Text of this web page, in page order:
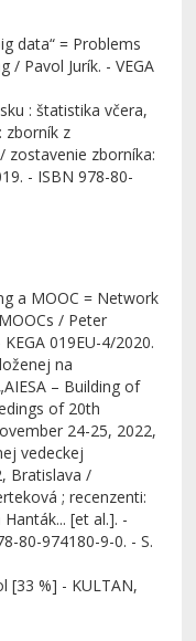
data“ = Problems
/ Pavol Jurík. - VEGA
: štatistika včera,
zborník z
zostavenie zborníka:
- ISBN 978-80-
a MOOC = Network
/ Peter
019EU-4/2020.
na
– Building of
of 20th
24-25, 2022,
vedeckej
Bratislava /
; recenzenti:
[et al.]. -
80-974180-9-0. - S.
[33 %] - KULTAN,